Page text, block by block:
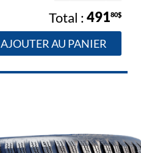
49180$
AJOUTER AU PANIER